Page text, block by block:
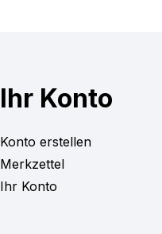
Ihr Konto
Konto erstellen
Merkzettel
Ihr Konto